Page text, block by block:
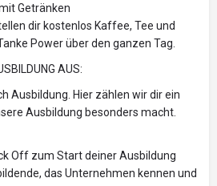
Getränken
dir kostenlos Kaffee, Tee und
Power über den ganzen Tag.
AUS:
Ausbildung. Hier zählen wir dir ein
Ausbildung besonders macht.
Off zum Start deiner Ausbildung
das Unternehmen kennen und